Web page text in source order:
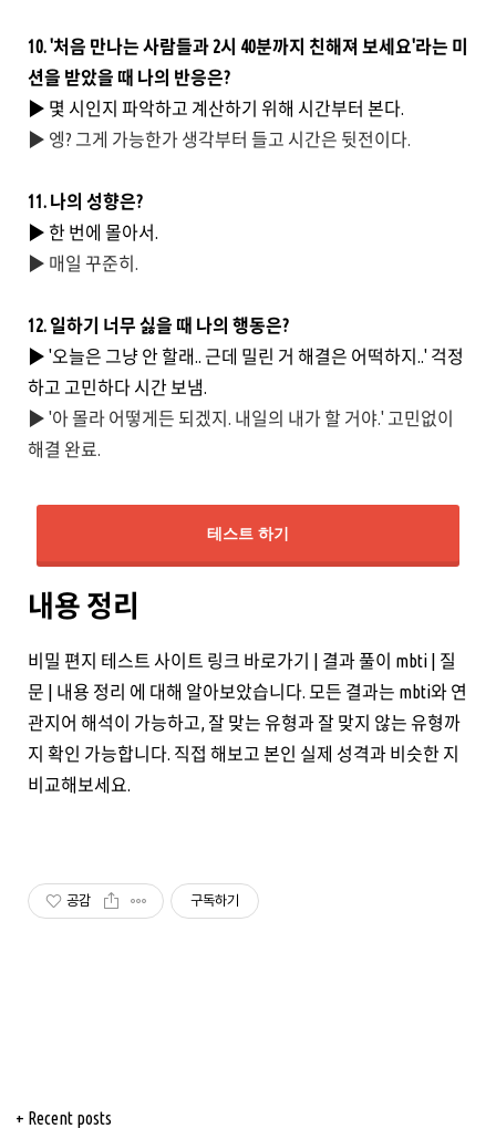
10. '처음 만나는 사람들과 2시 40분까지 친해져 보세요'라는 미
션을 받았을 때 나의 반응은?
▶ 몇 시인지 파악하고 계산하기 위해 시간부터 본다.
▶ 엥? 그게 가능한가 생각부터 들고 시간은 뒷전이다.
11. 나의 성향은?
▶ 한 번에 몰아서.
▶ 매일 꾸준히.
12. 일하기 너무 싫을 때 나의 행동은?
▶ '오늘은 그냥 안 할래.. 근데 밀린 거 해결은 어떡하지..' 걱정
하고 고민하다 시간 보냄.
▶ '아 몰라 어떻게든 되겠지. 내일의 내가 할 거야.' 고민없이
해결 완료.
테스트 하기
내용 정리
비밀 편지 테스트 사이트 링크 바로가기 | 결과 풀이 mbti | 질
문 | 내용 정리 에 대해 알아보았습니다. 모든 결과는 mbti와 연
관지어 해석이 가능하고, 잘 맞는 유형과 잘 맞지 않는 유형까
지 확인 가능합니다. 직접 해보고 본인 실제 성격과 비슷한 지
비교해보세요.
공감 구독하기
+ Recent posts